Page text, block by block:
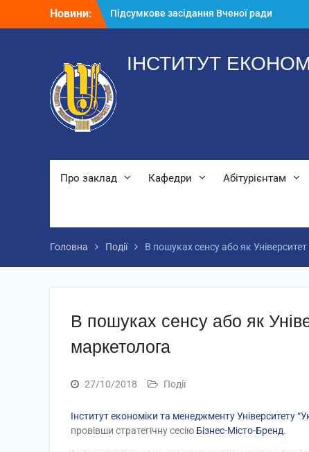
Новини:
Підсумкове засідання Вченої ради
2025-2026 н.р.
Звернення директора ІЕМ
ІНСТИТУТ
Про заклад Кафедри Абітурієнтам
Головна Події В пошуках сенсу або як
В пошуках сенсу або як
маркетолога
27/10/2018 Події
Інститут економіки та менеджменту Університету
провівши стратегічну сесію Бізнес-Місто-Бренд.